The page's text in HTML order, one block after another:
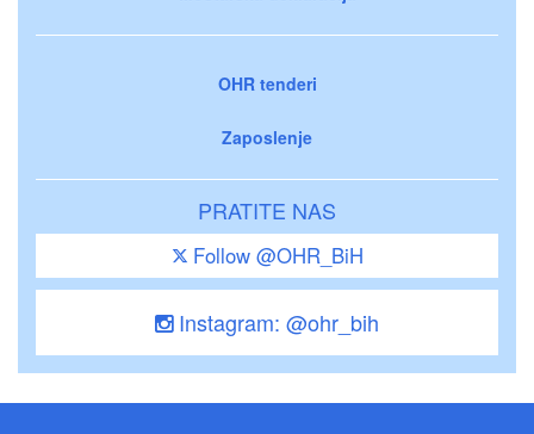
OHR tenderi
Zaposlenje
PRATITE NAS
Follow @OHR_BiH
Instagram: @ohr_bih